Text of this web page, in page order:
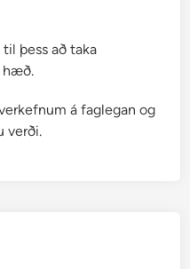
þess að taka
hæð.
á faglegan og
verði.